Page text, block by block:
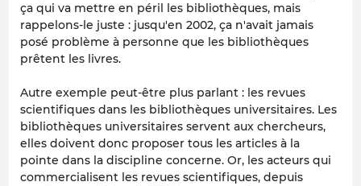
ça qui va mettre en péril les bibliothèques, mais
rappelons-le juste : jusqu'en 2002, ça n'avait jamais
posé problème à personne que les bibliothèques
prêtent les livres.
Autre exemple peut-être plus parlant : les revues
scientifiques dans les bibliothèques universitaires. Les
bibliothèques universitaires servent aux chercheurs,
elles doivent donc proposer tous les articles à la
pointe dans la discipline concerne. Or, les acteurs qui
commercialisent les revues scientifiques, depuis